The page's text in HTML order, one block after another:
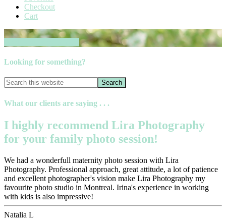
Checkout
Cart
Looking for something?
What our clients are saying . . .
I highly recommend Lira Photography
for your family photo session!
We had a wonderfull maternity photo session with Lira
Photography. Professional approach, great attitude, a lot of patience
and excellent photographer's vision make Lira Photography my
favourite photo studio in Montreal. Irina's experience in working
with kids is also impressive!
Natalia L